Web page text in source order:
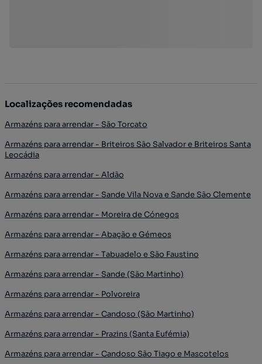
Localizações recomendadas
Armazéns para arrendar - São Torcato
Armazéns para arrendar - Briteiros São Salvador e Briteiros Santa
Leocádia
Armazéns para arrendar - Aldão
Armazéns para arrendar - Sande Vila Nova e Sande São Clemente
Armazéns para arrendar - Moreira de Cónegos
Armazéns para arrendar - Abação e Gémeos
Armazéns para arrendar - Tabuadelo e São Faustino
Armazéns para arrendar - Sande (São Martinho)
Armazéns para arrendar - Polvoreira
Armazéns para arrendar - Candoso (São Martinho)
Armazéns para arrendar - Prazins (Santa Eufémia)
Armazéns para arrendar - Candoso São Tiago e Mascotelos